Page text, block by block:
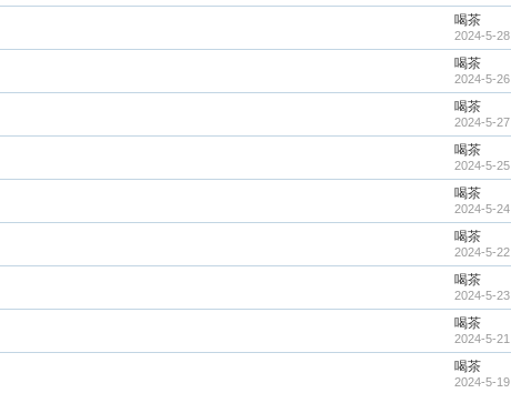
喝茶
2024-5-28
喝茶
2024-5-26
喝茶
2024-5-27
喝茶
2024-5-25
喝茶
2024-5-24
喝茶
2024-5-22
喝茶
2024-5-23
喝茶
2024-5-21
喝茶
2024-5-19